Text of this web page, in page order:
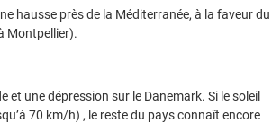
hausse près de la Méditerranée, à la faveur du
Montpellier).
et une dépression sur le Danemark. Si le soleil
70 km/h) , le reste du pays connaît encore